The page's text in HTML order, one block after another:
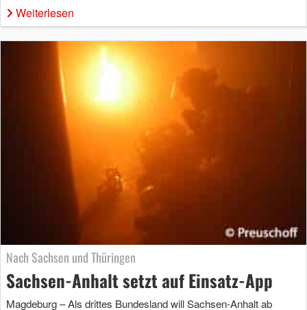
Weiterlesen
Nach Sachsen und Thüringen
Sachsen-Anhalt setzt auf Einsatz-App
Magdeburg – Als drittes Bundesland will Sachsen-Anhalt ab